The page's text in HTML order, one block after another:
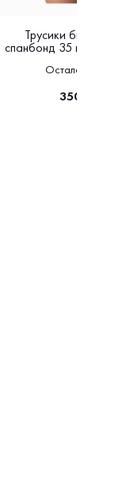
Трусики бикини
спанбонд 35 г/м2
Осталось 2500 шт
350 ₽